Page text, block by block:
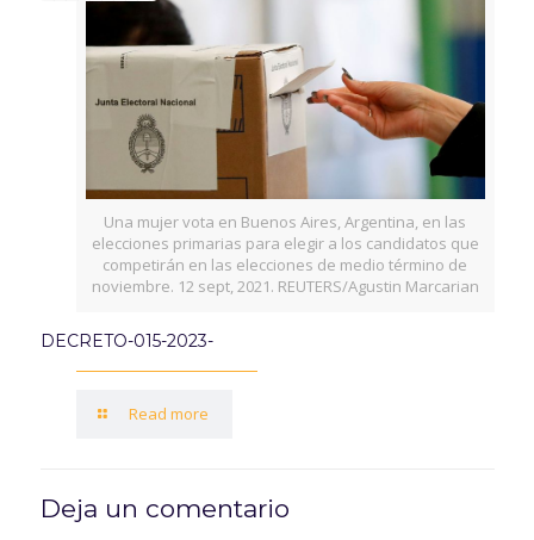
Una mujer vota en Buenos Aires, Argentina, en las
elecciones primarias para elegir a los candidatos que
competirán en las elecciones de medio término de
noviembre. 12 sept, 2021. REUTERS/Agustin Marcarian
DECRETO-015-2023-
Read more
Deja un comentario